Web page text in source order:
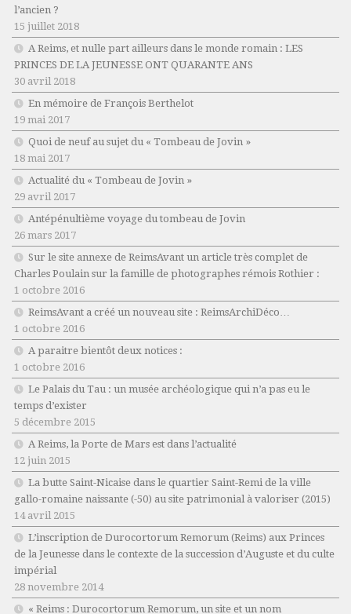
l’ancien ?
15 juillet 2018
A Reims, et nulle part ailleurs dans le monde romain : LES
PRINCES DE LA JEUNESSE ONT QUARANTE ANS
30 avril 2018
En mémoire de François Berthelot
19 mai 2017
Quoi de neuf au sujet du « Tombeau de Jovin »
18 mai 2017
Actualité du « Tombeau de Jovin »
29 avril 2017
Antépénultième voyage du tombeau de Jovin
26 mars 2017
Sur le site annexe de ReimsAvant un article très complet de
Charles Poulain sur la famille de photographes rémois Rothier :
1 octobre 2016
ReimsAvant a créé un nouveau site : ReimsArchiDéco…
1 octobre 2016
A paraitre bientôt deux notices :
1 octobre 2016
Le Palais du Tau : un musée archéologique qui n’a pas eu le
temps d’exister
5 décembre 2015
A Reims, la Porte de Mars est dans l’actualité
12 juin 2015
La butte Saint-Nicaise dans le quartier Saint-Remi de la ville
gallo-romaine naissante (-50) au site patrimonial à valoriser (2015)
14 avril 2015
L’inscription de Durocortorum Remorum (Reims) aux Princes
de la Jeunesse dans le contexte de la succession d’Auguste et du culte
impérial
28 novembre 2014
« Reims : Durocortorum Remorum, un site et un nom